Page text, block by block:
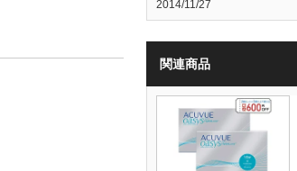
2014/11/27
関連商品